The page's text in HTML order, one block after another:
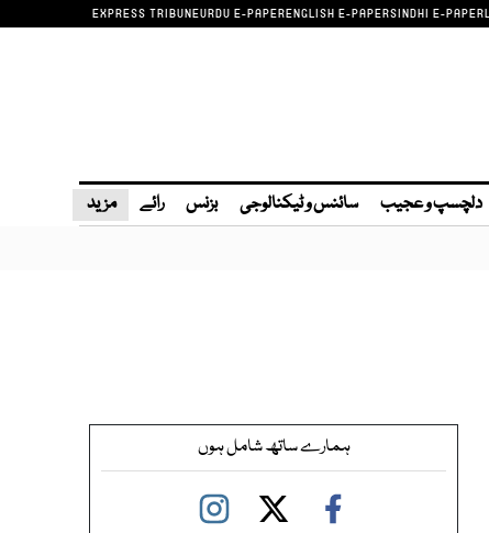
EXPRESS TRIBUNEURDU E-PAPERENGLISH E-PAPERSINDHI E-PAPER
دلچسپ و عجیب سائنس و ٹیکنالوجی بزنس رائے مزید
ہمارے ساتھ شامل ہوں